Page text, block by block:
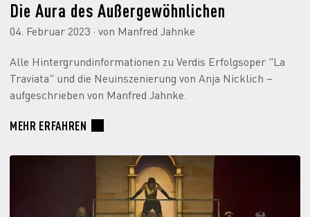
Die Aura des Außergewöhnlichen
04. Februar 2023 · von Manfred Jahnke
Alle Hintergrundinformationen zu Verdis Erfolgsoper "La
Traviata" und die Neuinszenierung von Anja Nicklich –
aufgeschrieben von Manfred Jahnke.
MEHR ERFAHREN